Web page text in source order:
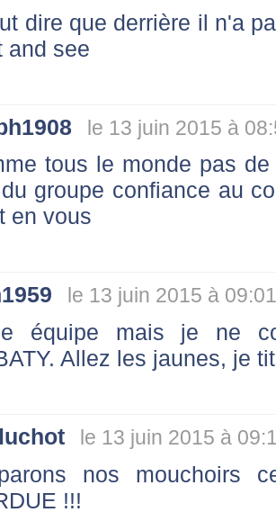
dire que derrière il n'a
and see
le 13 juin 2015 à
tous le monde pas
groupe confiance au
en vous
le 13 juin 2015 à 09:01
équipe mais je ne
Allez les jaunes, je
le 13 juin 2015 à
nos
!!!